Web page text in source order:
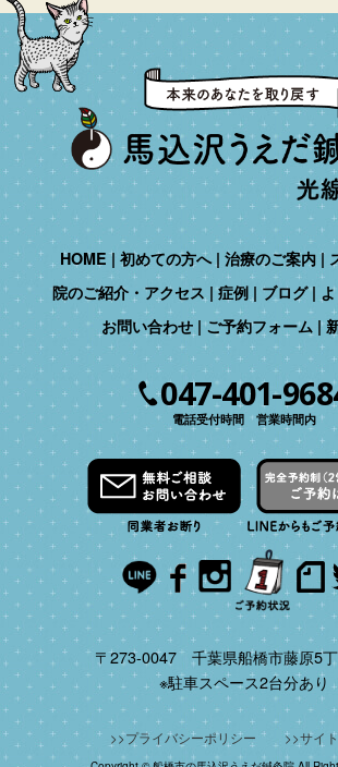
HOME 初めての方へ 治療のご案内
院のご紹介・アクセス
症例 ブログ
お問い合わせ ご予約フォーム
047-401-
電話受付時間 営業時間内
〒273-0047 千葉県船橋市藤原5
※駐車スペース2台分あり
プライバシーポリシー サイ